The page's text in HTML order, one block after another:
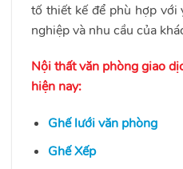
tố thiết kế để phù hợp với
nghiệp và nhu cầu của
Nội thất văn phòng giao
hiện nay:
Ghế lưới văn phòng
Ghế Xếp